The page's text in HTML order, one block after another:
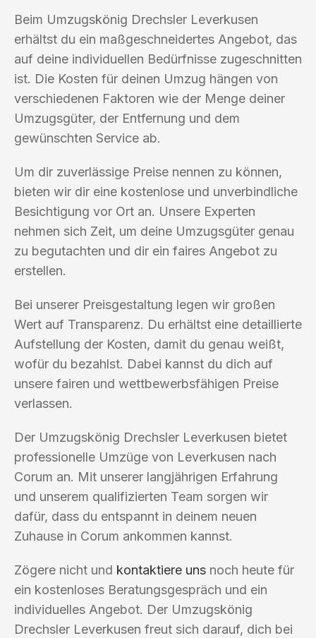
Beim Umzugskönig Drechsler Leverkusen
erhältst du ein maßgeschneidertes Angebot, das
auf deine individuellen Bedürfnisse zugeschnitten
ist. Die Kosten für deinen Umzug hängen von
verschiedenen Faktoren wie der Menge deiner
Umzugsgüter, der Entfernung und dem
gewünschten Service ab.
Um dir zuverlässige Preise nennen zu können,
bieten wir dir eine kostenlose und unverbindliche
Besichtigung vor Ort an. Unsere Experten
nehmen sich Zeit, um deine Umzugsgüter genau
zu begutachten und dir ein faires Angebot zu
erstellen.
Bei unserer Preisgestaltung legen wir großen
Wert auf Transparenz. Du erhältst eine detaillierte
Aufstellung der Kosten, damit du genau weißt,
wofür du bezahlst. Dabei kannst du dich auf
unsere fairen und wettbewerbsfähigen Preise
verlassen.
Der Umzugskönig Drechsler Leverkusen bietet
professionelle Umzüge von Leverkusen nach
Corum an. Mit unserer langjährigen Erfahrung
und unserem qualifizierten Team sorgen wir
dafür, dass du entspannt in deinem neuen
Zuhause in Corum ankommen kannst.
Zögere nicht und kontaktiere uns noch heute für
ein kostenloses Beratungsgespräch und ein
individuelles Angebot. Der Umzugskönig
Drechsler Leverkusen freut sich darauf, dich bei